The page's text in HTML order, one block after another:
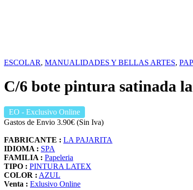
ESCOLAR, MANUALIDADES Y BELLAS ARTES,
C/6 bote pintura satinada
EO - Exclusivo Online
Gastos de Envio 3.90€ (Sin Iva)
FABRICANTE : LA PAJARITA
IDIOMA : SPA
FAMILIA : Papeleria
TIPO : PINTURA LATEX
COLOR : AZUL
Venta : Exlusivo Online